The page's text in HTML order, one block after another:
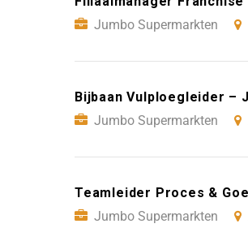
Jumbo Supermarkten
Bijbaan Vulploegleider –
Jumbo Supermarkten
Teamleider Proces &
Jumbo Supermarkten